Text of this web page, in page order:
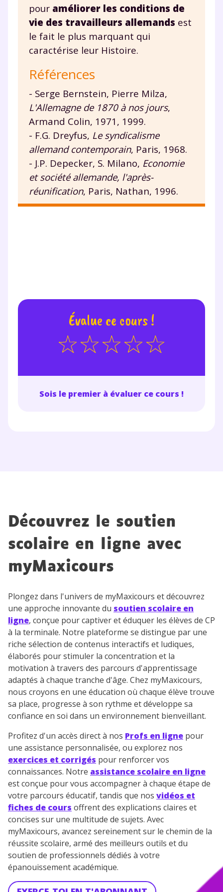
pour améliorer les conditions de
vie des travailleurs allemands est
le fait le plus marquant qui
caractérise leur Histoire.
Références
- Serge Bernstein, Pierre Milza,
L'Allemagne de 1870 à nos jours,
Armand Colin, 1971, 1999.
- F.G. Dreyfus, Le syndicalisme
allemand contemporain, Paris, 1968.
- J.P. Depecker, S. Milano, Economie
et société allemande, l'après-
réunification, Paris, Nathan, 1996.
Évalue ce cours !
Sois le premier à évaluer ce cours !
Découvrez le soutien
scolaire en ligne avec
myMaxicours
Plongez dans l'univers de myMaxicours et découvrez
une approche innovante du soutien scolaire en
ligne, conçue pour captiver et éduquer les élèves de CP
à la terminale. Notre plateforme se distingue par une
riche sélection de contenus interactifs et ludiques,
élaborés pour stimuler la concentration et la
motivation à travers des parcours d'apprentissage
adaptés à chaque tranche d'âge. Chez myMaxicours,
nous croyons en une éducation où chaque élève trouve
sa place, progresse à son rythme et développe sa
confiance en soi dans un environnement bienveillant.
Profitez d'un accès direct à nos Profs en ligne pour
une assistance personnalisée, ou explorez nos
exercices et corrigés pour renforcer vos
connaissances. Notre assistance scolaire en ligne
est conçue pour vous accompagner à chaque étape de
votre parcours éducatif, tandis que nos vidéos et
fiches de cours offrent des explications claires et
concises sur une multitude de sujets. Avec
myMaxicours, avancez sereinement sur le chemin de la
réussite scolaire, armé des meilleurs outils et du
soutien de professionnels dédiés à votre
épanouissement académique.